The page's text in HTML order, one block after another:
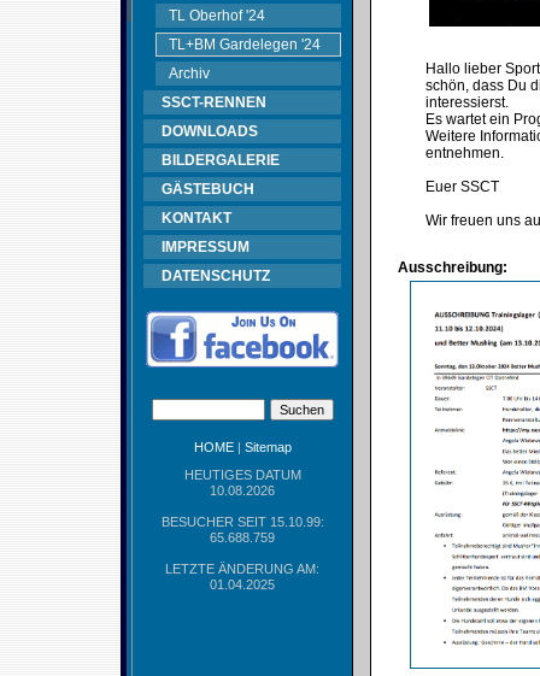
TL Oberhof '24
TL+BM Gardelegen '24
Archiv
SSCT-RENNEN
DOWNLOADS
BILDERGALERIE
GÄSTEBUCH
KONTAKT
IMPRESSUM
DATENSCHUTZ
HOME| Sitemap
HEUTIGES DATUM
10.08.2026
BESUCHER SEIT 15.10.99:
65.688.759
LETZTE ÄNDERUNG AM:
01.04.2025
Hallo lieber
schön, dass Du
interessierst.
Es wartet ein
Weitere
entnehmen.
Euer SSCT
Wir freuen uns
Ausschreibung: